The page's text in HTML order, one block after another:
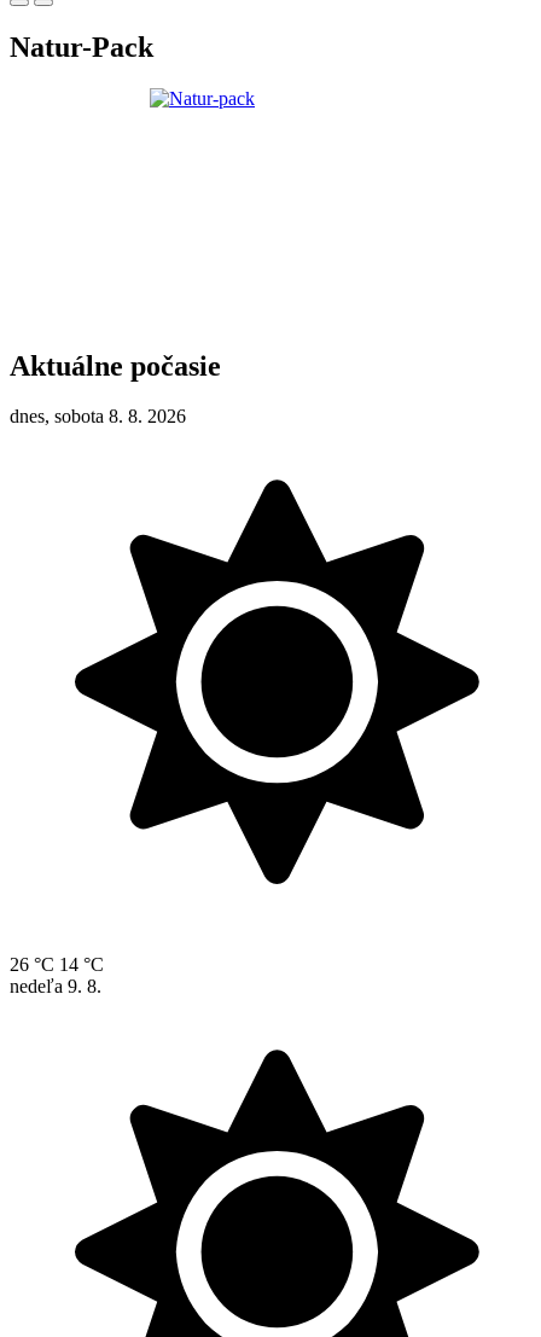
Natur-Pack
Aktuálne počasie
dnes, sobota 8. 8. 2026
26 °C 14 °C
nedeľa 9. 8.